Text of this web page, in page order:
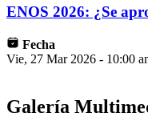
ENOS 2026: ¿Se
Fecha
Vie, 27 Mar 2026 - 10:00
Galería